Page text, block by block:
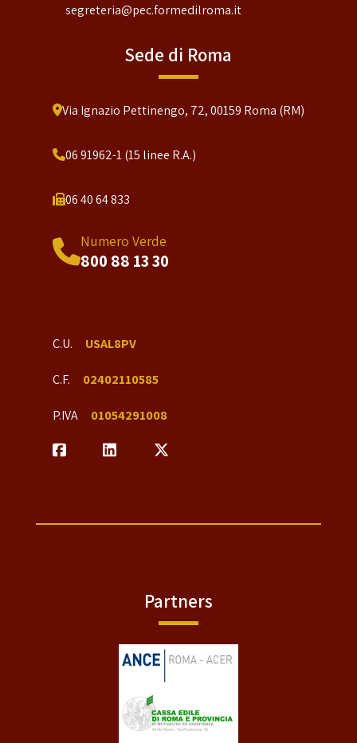
segreteria@pec.formedilroma.it
Sede di Roma
Via Ignazio Pettinengo, 72, 00159 Roma (RM)
06 91962-1 (15 linee R.A.)
06 40 64 833
Numero Verde
800 88 13 30
C.U. USAL8PV
C.F. 02402110585
P.IVA 01054291008
Partners